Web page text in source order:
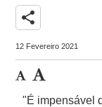
share
12 Fevereiro 2021
"É impensável